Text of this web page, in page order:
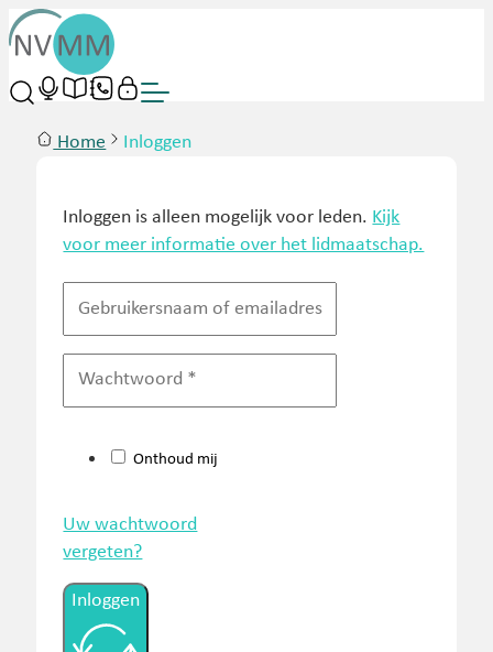
Home Inloggen
Inloggen is alleen mogelijk voor leden. Kijk
voor meer informatie over het lidmaatschap.
Onthoud mij
Uw wachtwoord
vergeten?
Inloggen